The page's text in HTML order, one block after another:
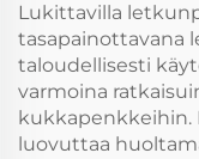
Lukittavilla
tasapainottavana
taloudellisesti
varmoina
kukkapenkkeihin.
luovuttaa